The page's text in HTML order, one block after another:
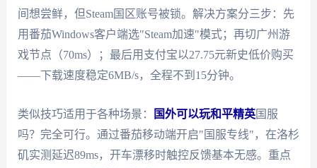
间想尝鲜，但Steam国区账号被锁。解决方案分三步：先
用番茄Windows客户端选"Steam加速"模式；再切广州游
戏节点（70ms）；最后用支付宝以27.75元新史低价购买
——下载速度稳定6MB/s，全程不到15分钟。
类似技巧适用于各种场景： 国外可以玩和平精英国服
吗？完全可行。通过番茄移动端开启"国服专线"，在洛杉
矶实测延迟89ms，开车漂移时触控反馈基本无感。重点